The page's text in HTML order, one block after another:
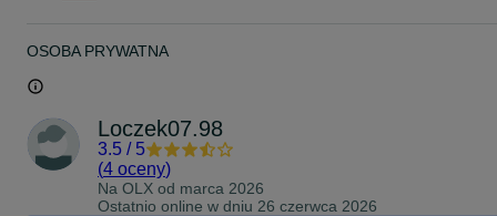
OSOBA PRYWATNA
Loczek07.98
3.5 / 5
(4 oceny)
Na OLX od marca 2026
Ostatnio online w dniu 26 czerwca 2026